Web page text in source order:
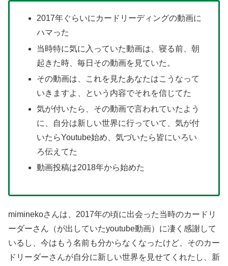
2017年ぐらいにカードリーディングの動画に
ハマった
当時特に気に入っていた動画は、寝る前、朝
起きた時、毎日その動画を見ていた。
その動画は、これを見たあなたはこうなって
いきますよ、という内容でそれを信じてた
気が付いたら、その動画で言われていたよう
に、自分は新しい世界に行っていて、気が付
いたらYoutube始め、気づいたら皆にいろい
ろ伝えてた
動画投稿は2018年から始めた
miminekoさんは、2017年の頃に出会った当時のカードリ
ーダーさん（が出していたyoutube動画）に凄く感謝して
いるし、今はもう名前も分からなくなったけど、そのカー
ドリーダーさんが自分に新しい世界を見せてくれたし、新